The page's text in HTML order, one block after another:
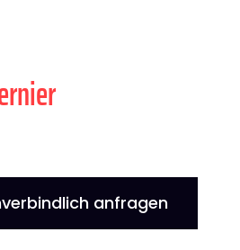
anfragen